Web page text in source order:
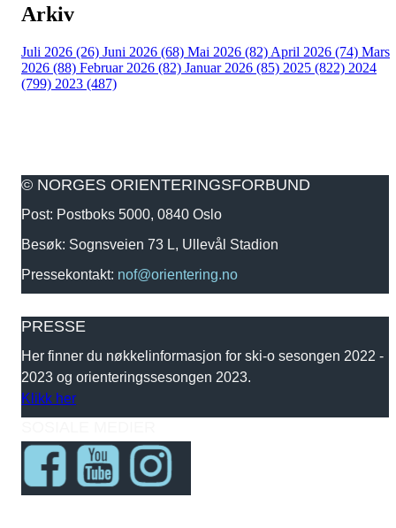
Arkiv
Juli 2026 (26) Juni 2026 (68) Mai 2026 (82) April 2026 (74) Mars
2026 (88) Februar 2026 (82) Januar 2026 (85) 2025 (822) 2024
(799) 2023 (487)
© NORGES ORIENTERINGSFORBUND
Post: Postboks 5000, 0840 Oslo
Besøk: Sognsveien 73 L, Ullevål Stadion
Pressekontakt: nof@orientering.no
PRESSE
Her finner du nøkkelinformasjon for ski-o sesongen 2022 -
2023 og orienteringssesongen 2023.
Klikk her